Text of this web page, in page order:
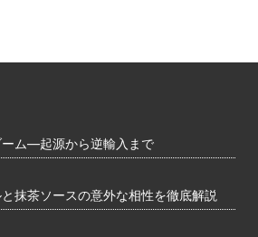
ム―起源から逆輸入まで
抹茶ソースの意外な相性を徹底解説